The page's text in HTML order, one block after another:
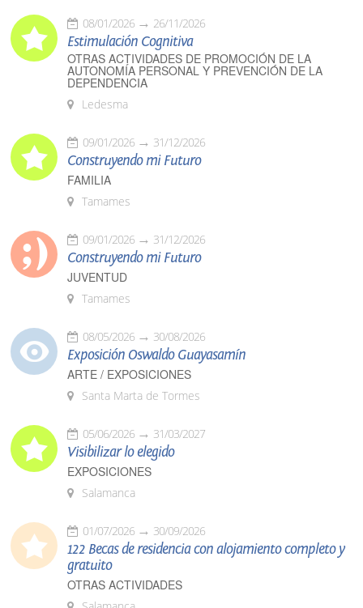
08/01/2026 26/11/2026
Estimulación Cognitiva
OTRAS ACTIVIDADES DE PROMOCIÓN DE LA
AUTONOMÍA PERSONAL Y PREVENCIÓN DE LA
DEPENDENCIA
Ledesma
09/01/2026 31/12/2026
Construyendo mi Futuro
FAMILIA
Tamames
09/01/2026 31/12/2026
Construyendo mi Futuro
JUVENTUD
Tamames
08/05/2026 30/08/2026
Exposición Oswaldo Guayasamín
ARTE / EXPOSICIONES
Santa Marta de Tormes
05/06/2026 31/03/2027
Visibilizar lo elegido
EXPOSICIONES
Salamanca
01/07/2026 30/09/2026
122 Becas de residencia con alojamiento completo y
gratuito
OTRAS ACTIVIDADES